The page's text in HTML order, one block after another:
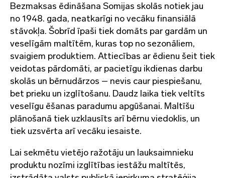
Bezmaksas ēdināšana Somijas skolās notiek jau
no 1948. gada, neatkarīgi no vecāku finansiālā
stāvokļa. Šobrīd īpaši tiek domāts par gardām un
veselīgām maltītēm, kuras top no sezonāliem,
svaigiem produktiem. Attiecības ar ēdienu šeit tiek
veidotas pārdomāti, ar pacietīgu ikdienas darbu
skolās un bērnudārzos – nevis caur piespiešanu,
bet prieku un izglītošanu. Daudz laika tiek veltīts
veselīgu ēšanas paradumu apgūšanai. Maltīšu
plānošanā tiek uzklausīts arī bērnu viedoklis, un
tiek uzsvērta arī vecāku iesaiste.
Lai sekmētu vietējo ražotāju un lauksaimnieku
produktu nozīmi izglītības iestāžu maltītēs,